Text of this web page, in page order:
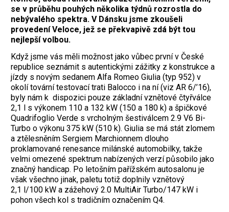
se v průběhu pouhých několika týdnů rozrostla do
nebývalého spektra. V Dánsku jsme zkoušeli
provedení Veloce, jež se překvapivě zdá být tou
nejlepší volbou.
Když jsme vás měli možnost jako vůbec první v České
republice seznámit s autentickými zážitky z konstrukce a
jízdy s novým sedanem Alfa Romeo Giulia (typ 952) v
okolí tovární testovací trati Balocco i na ní (viz AR 6/’16),
byly nám k dispozici pouze základní vznětové čtyřválce
2,1 l s výkonem 110 a 132 kW (150 a 180 k) a špičkové
Quadrifoglio Verde s vrcholným šestiválcem 2.9 V6 Bi-
Turbo o výkonu 375 kW (510 k). Giulia se má stát zlomem
a ztělesněním Sergiem Marchionnem dlouho
proklamované renesance milánské automobilky, takže
velmi omezené spektrum nabízených verzí působilo jako
značný handicap. Po letošním pařížském autosalonu je
však všechno jinak, paletu totiž doplnily vznětový
2,1 l/100 kW a zážehový 2.0 MultiAir Turbo/147 kW i
pohon všech kol s tradičním označením Q4.